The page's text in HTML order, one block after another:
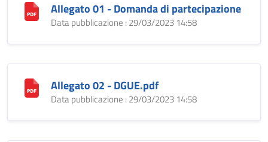
Allegato 01 - Domanda di partecipazione
Data pubblicazione : 29/03/2023 14:58
Allegato 02 - DGUE.pdf
Data pubblicazione : 29/03/2023 14:58